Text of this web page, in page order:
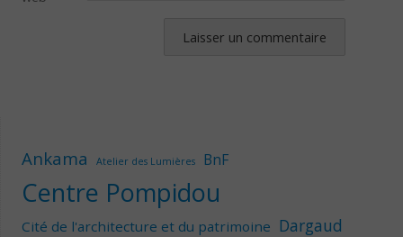
Ankama Atelier des Lumières BnF
Centre Pompidou
Cité de l'architecture et du patrimoine Dargaud